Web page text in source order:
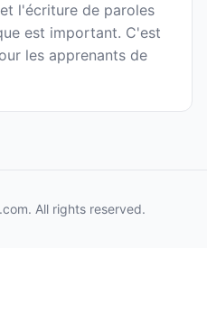
l'écriture de paroles
est important. C'est
les apprenants de
All rights reserved.